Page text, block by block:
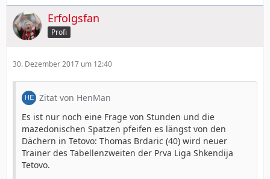
Erfolgsfan
Profi
30. Dezember 2017 um 12:40
Zitat von HenMan
Es ist nur noch eine Frage von Stunden und die
mazedonischen Spatzen pfeifen es längst von den
Dächern in Tetovo: Thomas Brdaric (40) wird neuer
Trainer des Tabellenzweiten der Prva Liga Shkendija
Tetovo.